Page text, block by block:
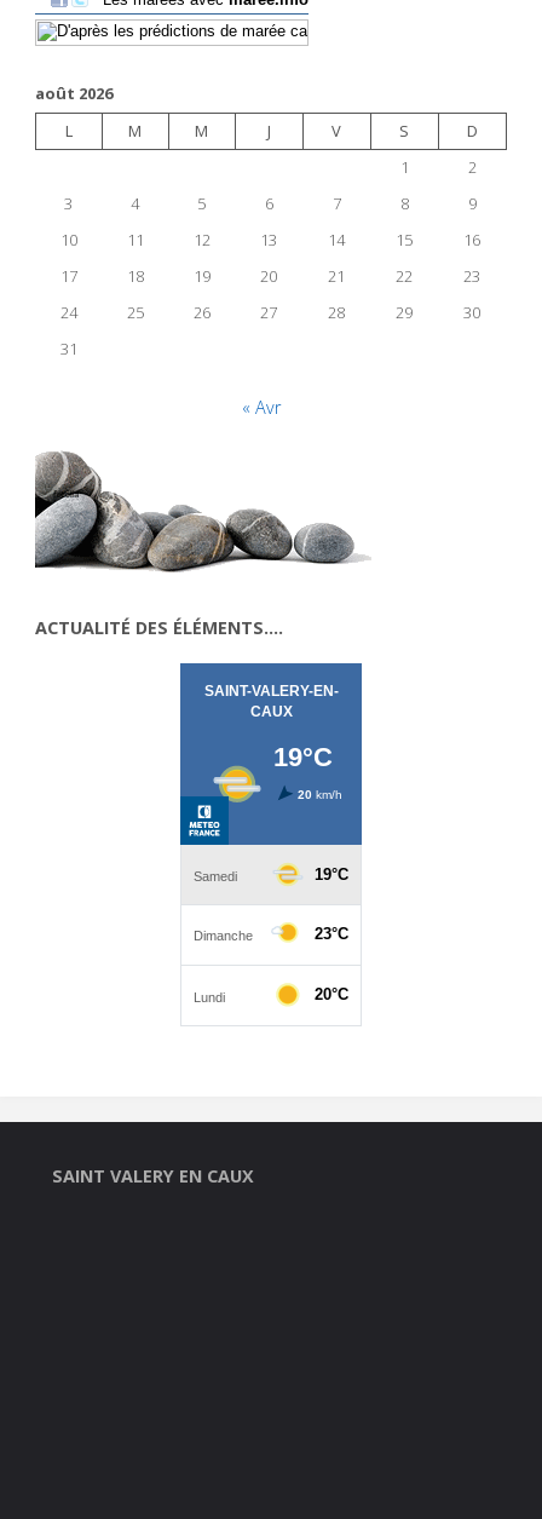
août 2026
L
M M J V S
D
1
2
3
4 5 6 7 8
9
10
11 12 13 14 15
16
17
18 19 20 21 22
23
24
25 26 27 28 29
30
31
« Avr
ACTUALITÉ DES ÉLÉMENTS….
SAINT VALERY EN CAUX